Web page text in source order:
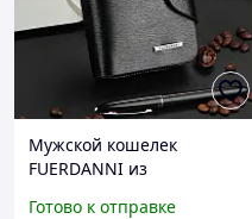
Мужской кошелек
FUERDANNI из
Готово к отправке